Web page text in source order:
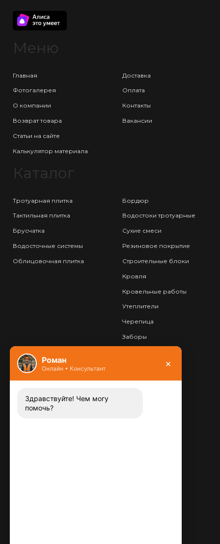
Меню
Главная
Фотогалерея
О компании
Возврат товара
Статьи на сайте
Калькулятор материала
Доставка
Оплата
Контакты
Вакансии
Каталог
Тротуарная плитка
Тактильная плитка
Брусчатка
Водосточные системы
Облицовочная плитка
Бордюр
Водостоки тротуарные
Сухие смеси
Резиновое покрытие
Строительные блоки
Кровля
Кровельные работы
Утеплители
Черепица
Заборы
Контакты
Заказать звонок
Роман
Онлайн • Консультант ×
Здравствуйте! Чем могу
помочь?